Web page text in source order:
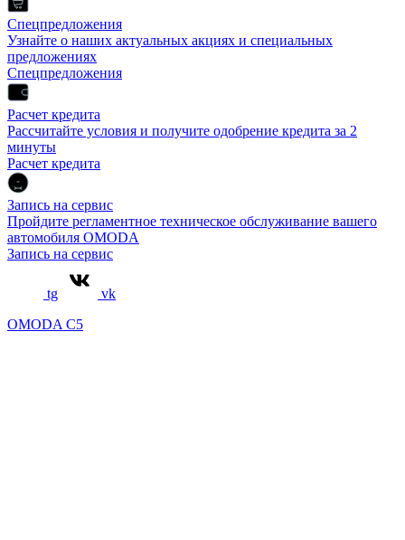
Спецпредложения
Узнайте о наших актуальных акциях и специальных
предложениях
Спецпредложения
Расчет кредита
Рассчитайте условия и получите одобрение кредита за 2
минуты
Расчет кредита
Запись на сервис
Пройдите регламентное техническое обслуживание вашего
автомобиля OMODA
Запись на сервис
tg
vk
OMODA C5